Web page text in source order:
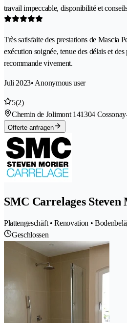
travail impeccable, disponibilité et
Très satisfaite des prestations de Mascia
exécution soignée, tenue des délais et
recommande vivement.
Juli 2023• Anonymous user
5(2)
Chemin de Jolimont 141304
Offerte anfragen
SMC Carrelages
Plattengeschäft • Renovation •
Geschlossen